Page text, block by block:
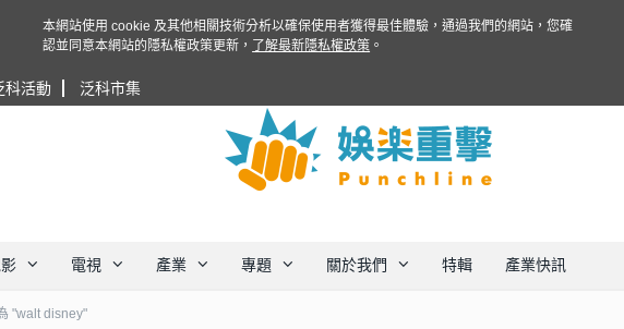
科活動 泛科市集
電視 產業 專題 關於我們 特輯 產業快訊
"walt disney"
本網站使用 cookie 及其他相關技術分析以確保使用者獲得最佳體驗，通過我們的網站，您確
認並同意本網站的隱私權政策更新，
了解最新隱私權政策 。